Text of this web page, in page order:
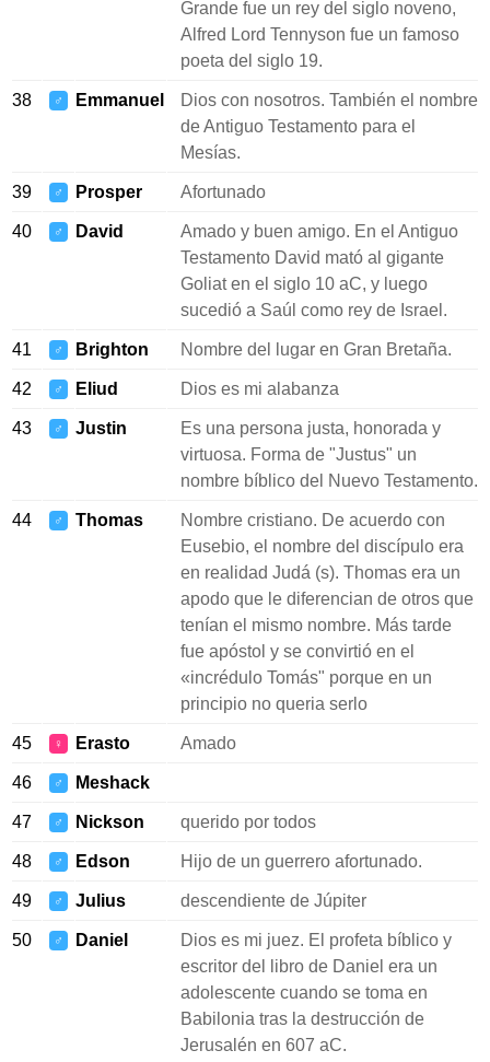
Grande fue un rey del siglo noveno,
Alfred Lord Tennyson fue un famoso
poeta del siglo 19.
38 ♂ Emmanuel
Dios con nosotros. También el nombre
de Antiguo Testamento para el
Mesías.
39 ♂ Prosper Afortunado
40 ♂ David
Amado y buen amigo. En el Antiguo
Testamento David mató al gigante
Goliat en el siglo 10 aC, y luego
sucedió a Saúl como rey de Israel.
41 ♂ Brighton Nombre del lugar en Gran Bretaña.
42 ♂ Eliud Dios es mi alabanza
43 ♂ Justin
Es una persona justa, honorada y
virtuosa. Forma de "Justus" un
nombre bíblico del Nuevo Testamento.
44 ♂ Thomas
Nombre cristiano. De acuerdo con
Eusebio, el nombre del discípulo era
en realidad Judá (s). Thomas era un
apodo que le diferencian de otros que
tenían el mismo nombre. Más tarde
fue apóstol y se convirtió en el
«incrédulo Tomás" porque en un
principio no queria serlo
45 ♀ Erasto Amado
46 ♂ Meshack
47 ♂ Nickson querido por todos
48 ♂ Edson Hijo de un guerrero afortunado.
49 ♂ Julius descendiente de Júpiter
50 ♂ Daniel
Dios es mi juez. El profeta bíblico y
escritor del libro de Daniel era un
adolescente cuando se toma en
Babilonia tras la destrucción de
Jerusalén en 607 aC.